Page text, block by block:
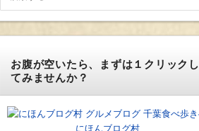
お腹が空いたら、まずは１クリックし
てみませんか？
にほんブログ村